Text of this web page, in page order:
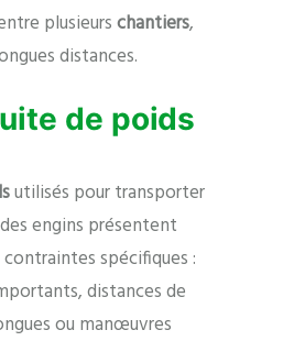
plusieurschantiers,
distances.
de poids
utilisés pour transporter
engins présentent
spécifiques :
distances de
ou manœuvres